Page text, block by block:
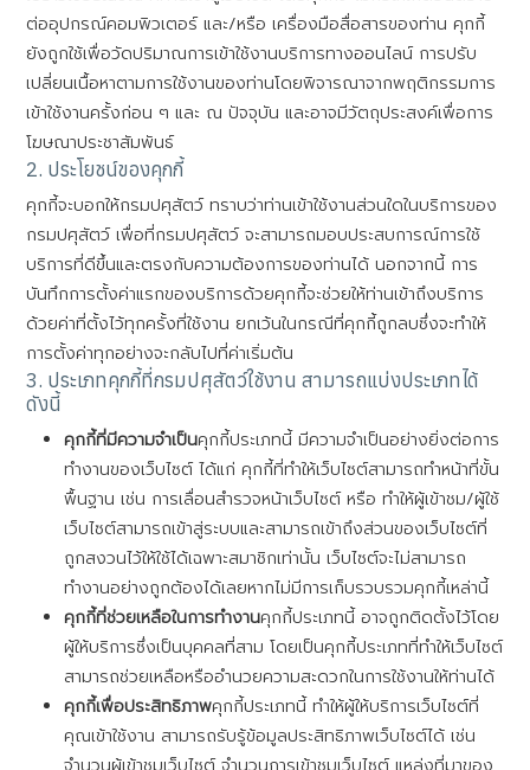
ต่ออุปกรณ์คอมพิวเตอร์ และ/หรือ เครื่องมือสื่อสารของท่าน คุกกี้
ยังถูกใช้เพื่อวัดปริมาณการเข้าใช้งานบริการทางออนไลน์ การปรับ
เปลี่ยนเนื้อหาตามการใช้งานของท่านโดยพิจารณาจากพฤติกรรมการ
เข้าใช้งานครั้งก่อน ๆ และ ณ ปัจจุบัน และอาจมีวัตถุประสงค์เพื่อการ
โฆษณาประชาสัมพันธ์
2. ประโยชน์ของคุกกี้
คุกกี้จะบอกให้กรมปศุสัตว์ ทราบว่าท่านเข้าใช้งานส่วนใดในบริการของ
กรมปศุสัตว์ เพื่อที่กรมปศุสัตว์ จะสามารถมอบประสบการณ์การใช้
บริการที่ดีขึ้นและตรงกับความต้องการของท่านได้ นอกจากนี้ การ
บันทึกการตั้งค่าแรกของบริการด้วยคุกกี้จะช่วยให้ท่านเข้าถึงบริการ
ด้วยค่าที่ตั้งไว้ทุกครั้งที่ใช้งาน ยกเว้นในกรณีที่คุกกี้ถูกลบซึ่งจะทำให้
การตั้งค่าทุกอย่างจะกลับไปที่ค่าเริ่มต้น
3. ประเภทคุกกี้ที่กรมปศุสัตว์ใช้งาน สามารถแบ่งประเภทได้
ดังนี้
คุกกี้ที่มีความจำเป็นคุกกี้ประเภทนี้ มีความจำเป็นอย่างยิ่งต่อการ
ทำงานของเว็บไซต์ ได้แก่ คุกกี้ที่ทำให้เว็บไซต์สามารถทำหน้าที่ขั้น
พื้นฐาน เช่น การเลื่อนสำรวจหน้าเว็บไซต์ หรือ ทำให้ผู้เข้าชม/ผู้ใช้
เว็บไซต์สามารถเข้าสู่ระบบและสามารถเข้าถึงส่วนของเว็บไซต์ที่
ถูกสงวนไว้ให้ใช้ได้เฉพาะสมาชิกเท่านั้น เว็บไซต์จะไม่สามารถ
ทำงานอย่างถูกต้องได้เลยหากไม่มีการเก็บรวบรวมคุกกี้เหล่านี้
คุกกี้ที่ช่วยเหลือในการทำงานคุกกี้ประเภทนี้ อาจถูกติดตั้งไว้โดย
ผู้ให้บริการซึ่งเป็นบุคคลที่สาม โดยเป็นคุกกี้ประเภทที่ทำให้เว็บไซต์
สามารถช่วยเหลือหรืออำนวยความสะดวกในการใช้งานให้ท่านได้
คุกกี้เพื่อประสิทธิภาพคุกกี้ประเภทนี้ ทำให้ผู้ให้บริการเว็บไซต์ที่
คุณเข้าใช้งาน สามารถรับรู้ข้อมูลประสิทธิภาพเว็บไซต์ได้ เช่น